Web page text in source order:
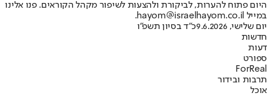
היום פתוח להערות, לביקורת ולהצעות לשיפור מקהל הקוראים. פנו אלינו
במייל hayom@israelhayom.co.il.
יום שלישי, 9.6.2026
כ"ד בסיון תשפ"ו
חדשות
דעות
ספורט
ForReal
תרבות ובידור
אוכל